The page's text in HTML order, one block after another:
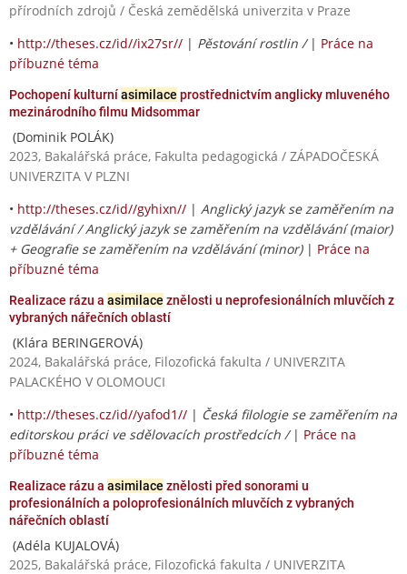
přírodních zdrojů / Česká zemědělská univerzita v Praze
• http://theses.cz/id//ix27sr// | Pěstování rostlin / | Práce na
příbuzné téma
Pochopení kulturníasimilace prostřednictvím anglicky mluveného
mezinárodního filmu Midsommar
(Dominik POLÁK)
2023, Bakalářská práce, Fakulta pedagogická / ZÁPADOČESKÁ
UNIVERZITA V PLZNI
• http://theses.cz/id//gyhixn// | Anglický jazyk se zaměřením na
vzdělávání / Anglický jazyk se zaměřením na vzdělávání (maior)
+ Geografie se zaměřením na vzdělávání (minor)| Práce na
příbuzné téma
Realizace rázu a asimilace znělosti u neprofesionálních mluvčích z
vybraných nářečních oblastí
(Klára BERINGEROVÁ)
2024, Bakalářská práce, Filozofická fakulta / UNIVERZITA
PALACKÉHO V OLOMOUCI
• http://theses.cz/id//yafod1// | Česká filologie se zaměřením na
editorskou práci ve sdělovacích prostředcích / | Práce na
příbuzné téma
Realizace rázu a asimilace znělosti před sonorami u
profesionálních a poloprofesionálních mluvčích z vybraných
nářečních oblastí
(Adéla KUJALOVÁ)
2025, Bakalářská práce, Filozofická fakulta / UNIVERZITA